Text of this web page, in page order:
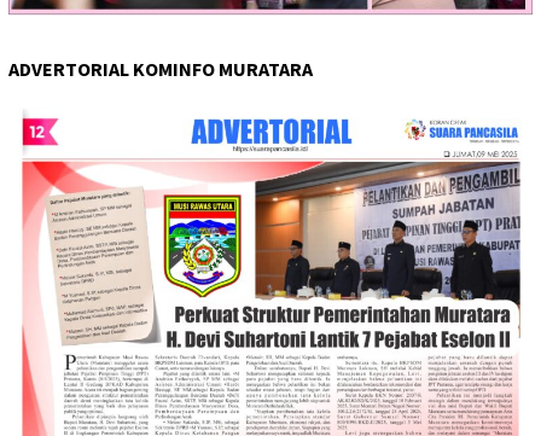
ADVERTORIAL KOMINFO MURATARA